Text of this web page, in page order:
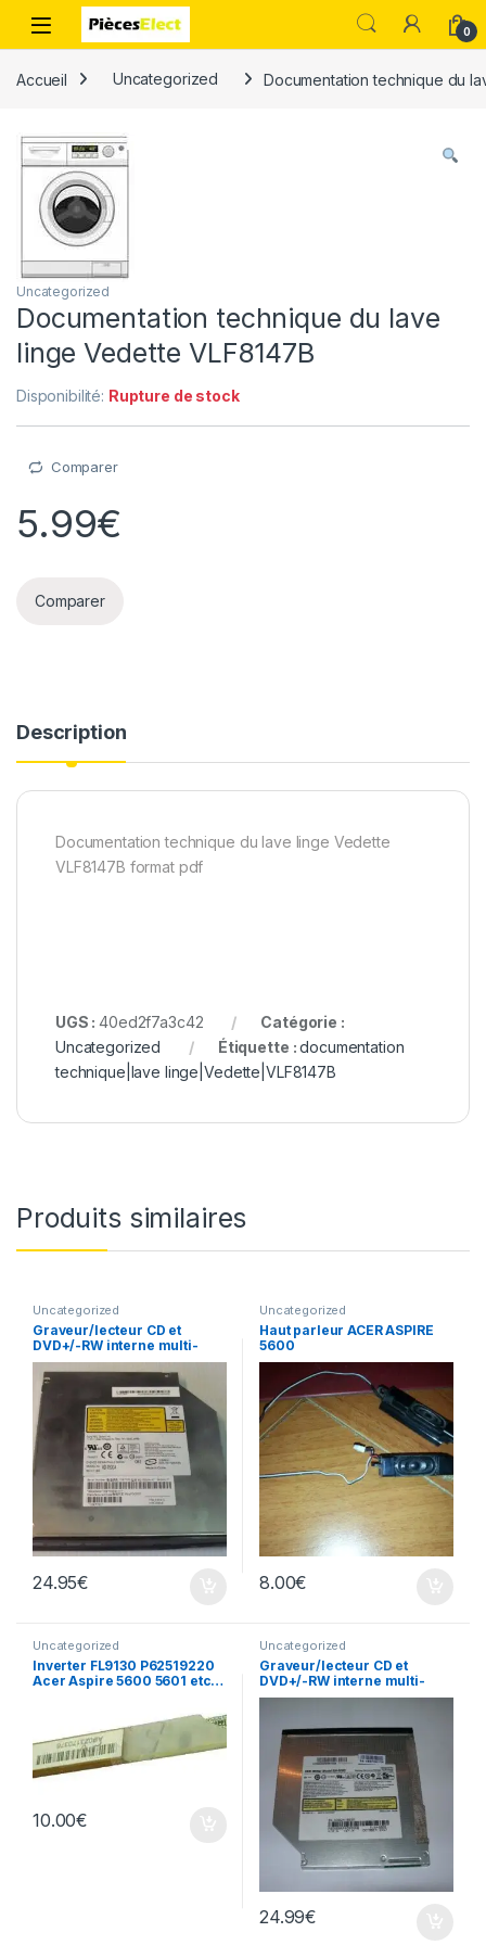
0
Accueil Uncategorized Documentation technique du
Uncategorized
Documentation technique du lave
linge Vedette VLF8147B
Disponibilité: Rupture de stock
Comparer
5.99€
Comparer
Description
Documentation technique du lave linge Vedette
VLF8147B format pdf
UGS :40ed2f7a3c42
Catégorie :
Uncategorized
Étiquette :documentation
technique|lave linge|Vedette|VLF8147B
Produits similaires
Uncategorized
Graveur/lecteur CD et
DVD+/-RW interne multi-
recorder portable AD-7530A
24.95€
Uncategorized
Haut parleur ACER ASPIRE
5600
8.00€
Uncategorized
Inverter FL9130 P62519220
Acer Aspire 5600 5601 etc…
10.00€
Uncategorized
Graveur/lecteur CD et
DVD+/-RW interne multi-
recorder portable SN-S082
24.99€